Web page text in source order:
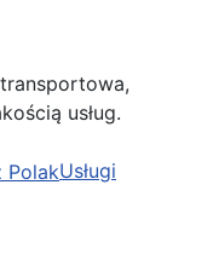
usług.
Usługi